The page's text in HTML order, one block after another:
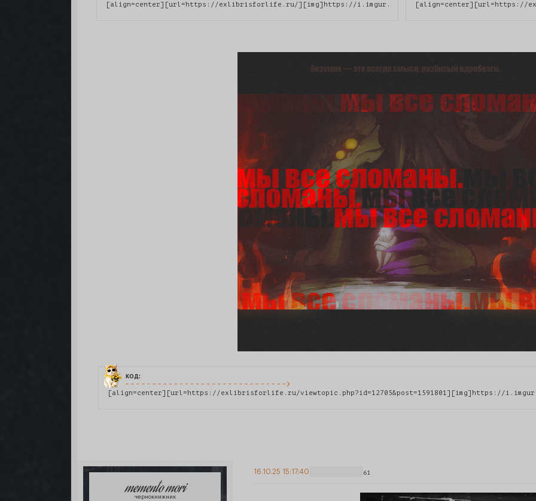
[align=center][url=https://exlibrisforlife.ru/][img]https://i.imgur.com/cusq8kb.png[/img][/url][/
[align=center][url=https://
код:
[align=center][url=https://exlibrisforlife.ru/viewtopic.php?id=12705&post=1591801][img]https://
memento mori
чернокнижник
61
16.10.25 15:17:40